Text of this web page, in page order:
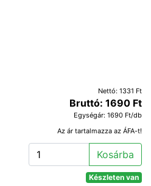
Nettó: 1331 Ft
Bruttó: 1690 Ft
Egységár: 1690 Ft/db
Az ár tartalmazza az ÁFA-t!
Kosárba
Készleten van